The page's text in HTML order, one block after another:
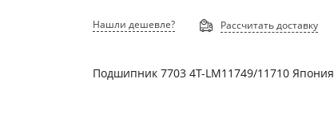
Нашли дешевле? Рассчитать доставку
Подшипник 7703 4T-LM11749/11710 Япония